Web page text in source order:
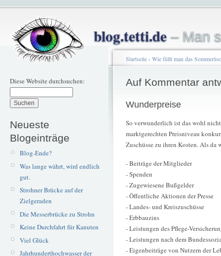
blog.tetti.de– Man
Diese Website durchsuchen:
Neueste
Blogeinträge
Blog-Ende?
Was lange währt, wird endlich
gut.
Strohner Brücke auf der
Zielgeraden
Die Messerbrücke zu Strohn
Keine Durchfahrt für Kanuten
Viel Glück
Jahrhunderthochwasser der
Startseite› Wie füllt man das
Auf Kommentar
Wunderpreise
So verwunderlich ist das wohl
marktgerechten Preisniveau
Zuschüsse zu ihren Kosten. Als da
- Beiträge der Mitglieder
- Spenden
- Zugewiesene Bußgelder
- Öffentliche Aktionen der Presse
- Landes- und Kreiszuschüsse
- Erbbauzins
- Leistungen des Pflege-
- Leistungen nach dem
- Eigenbeiträge von Nutzern der